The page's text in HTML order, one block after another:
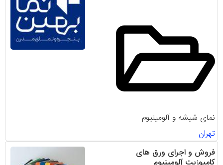
نمای شیشه و آلومینیوم
تهران
فروش و اجرای ورق های